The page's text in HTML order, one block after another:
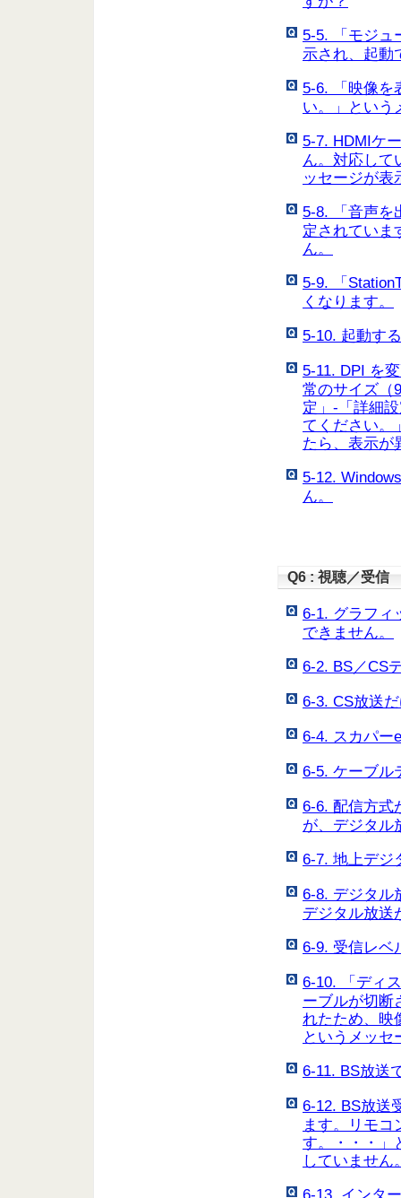
5-5. 「モジュ
示され、起動
5-6. 「映像を
い。」という
5-7. HDMIケ
ん。対応して
ッセージが
5-8. 「音声を
定されていま
ん。
5-9. 「
くなります。
5-10. 起動す
5-11. DPI を
常のサイズ（
定」-「詳細
てください。
たら、表示が
5-12.
ん。
Q6 : 視聴／受信
6-1. グラフィ
できません。
6-2. BS／CS
6-3. CS放送
6-4. スカパー
6-5. ケーブル
6-6. 配信方式
が、デジタル
6-7. 地上デジ
6-8. デジタル
デジタル放送
6-9. 受信レベ
6-10. 「ディ
ーブルが切断
れたため、映
というメッセ
6-11. BS放送
6-12. BS放送
ます。リモコ
す。・・・」
していません